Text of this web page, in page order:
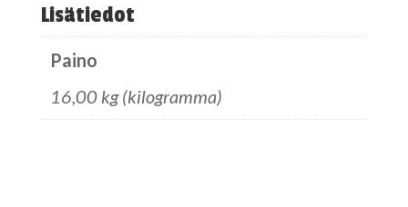
Lisätiedot
Paino
16,00 kg (kilogramma)